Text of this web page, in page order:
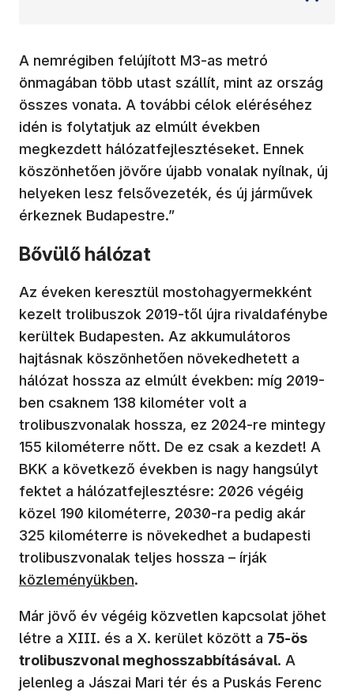
A nemrégiben felújított M3-as metró
önmagában több utast szállít, mint az ország
összes vonata. A további célok eléréséhez
idén is folytatjuk az elmúlt években
megkezdett hálózatfejlesztéseket. Ennek
köszönhetően jövőre újabb vonalak nyílnak, új
helyeken lesz felsővezeték, és új járművek
érkeznek Budapestre.”
Bővülő hálózat
Az éveken keresztül mostohagyermekként
kezelt trolibuszok 2019-től újra rivaldafénybe
kerültek Budapesten. Az akkumulátoros
hajtásnak köszönhetően növekedhetett a
hálózat hossza az elmúlt években: míg 2019-
ben csaknem 138 kilométer volt a
trolibuszvonalak hossza, ez 2024-re mintegy
155 kilométerre nőtt. De ez csak a kezdet! A
BKK a következő években is nagy hangsúlyt
fektet a hálózatfejlesztésre: 2026 végéig
közel 190 kilométerre, 2030-ra pedig akár
325 kilométerre is növekedhet a budapesti
trolibuszvonalak teljes hossza – írják
közleményükben.
Már jövő év végéig közvetlen kapcsolat jöhet
létre a XIII. és a X. kerület között a 75-ös
trolibuszvonal meghosszabbításával. A
jelenleg a Jászai Mari tér és a Puskás Ferenc